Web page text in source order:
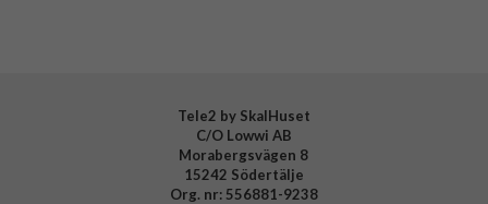
Tele2 by SkalHuset
C/O Lowwi AB
Morabergsvägen 8
15242 Södertälje
Org. nr: 556881-9238